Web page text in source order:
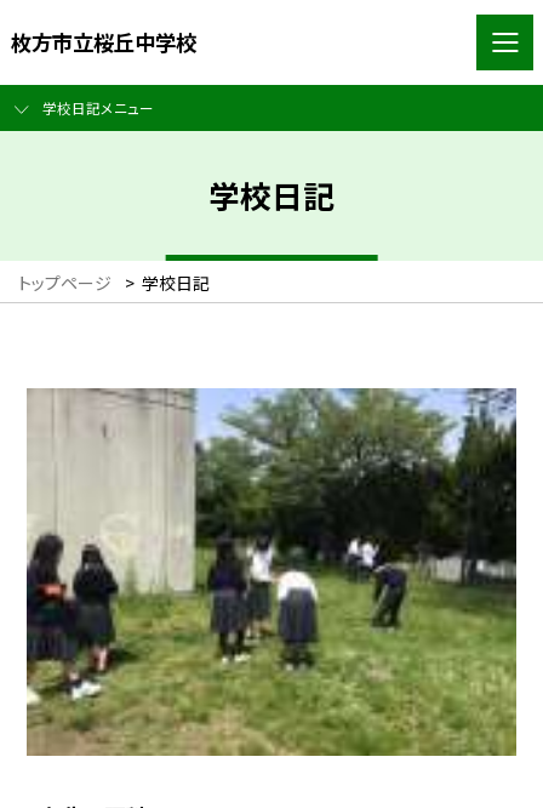
枚方市立桜丘中学校
学校日記メニュー
学校日記
トップページ > 学校日記